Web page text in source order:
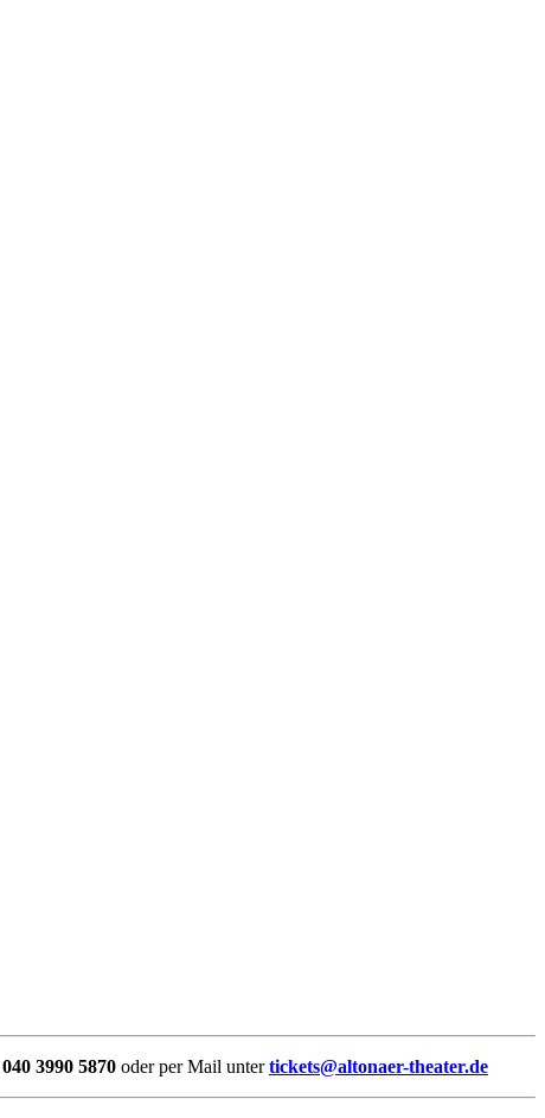
040 3990 5870 oder per Mail untertickets@altonaer-theater.de